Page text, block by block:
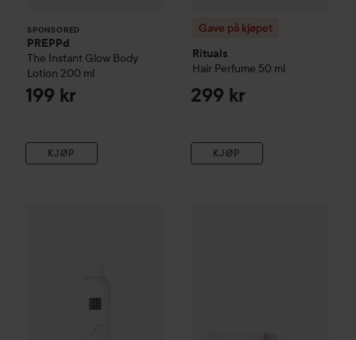
SPONSORED
PREPPd
The Instant Glow Body
Lotion 200 ml
199 kr
KJØP
Gave på kjøpet
Rituals
Hair Perfume 50 ml
299 kr
KJØP